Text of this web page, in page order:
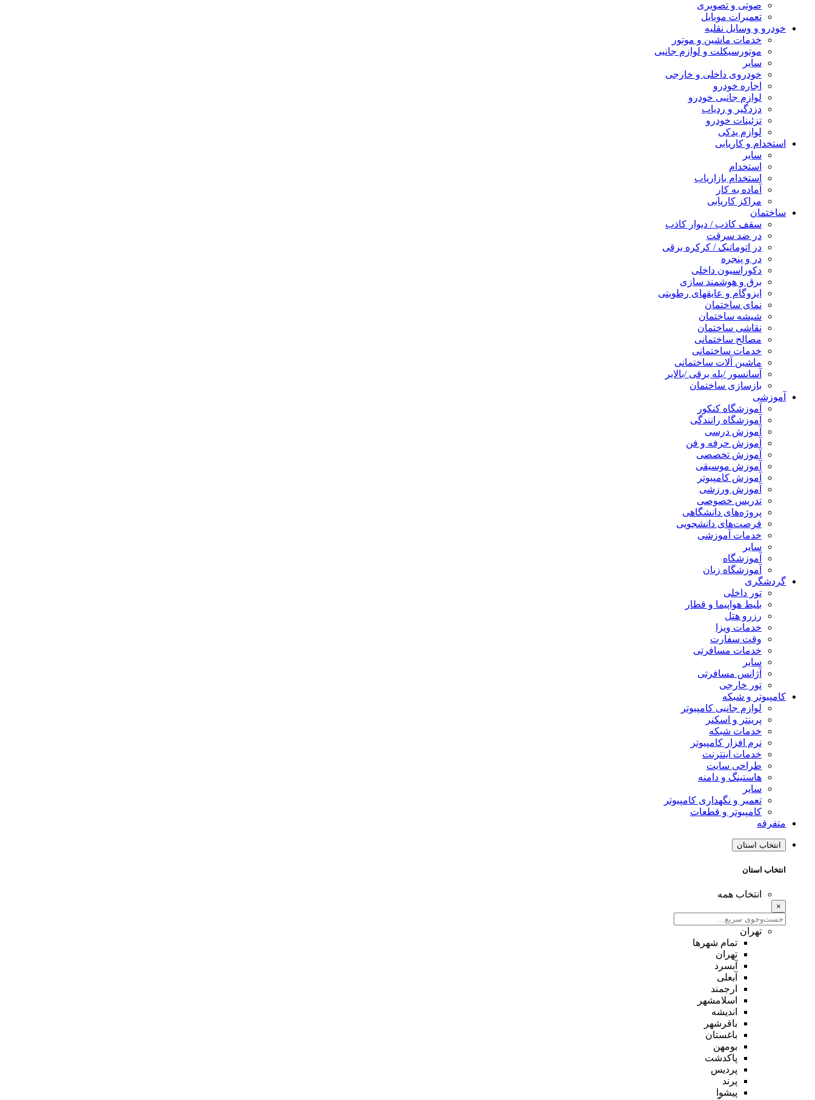
صوتی و تصویری
تعمیرات موبایل
خودرو و وسایل نقلیه
خدمات ماشین و موتور
موتورسیکلت و لوازم جانبی
سایر
خودروی داخلی و خارجی
اجاره خودرو
لوازم جانبی خودرو
دزدگیر و ردیاب
تزئینات خودرو
لوازم یدکی
استخدام و کاریابی
سایر
استخدام
استخدام بازاریاب
آماده به کار
مراکز کاریابی
ساختمان
سقف کاذب / دیوار کاذب
در ضد سرقت
در اتوماتیک / کرکره برقی
در و پنجره
دکوراسیون داخلی
برق و هوشمند سازی
ایزوگام و عایقهای رطوبتی
نمای ساختمان
شیشه ساختمان
نقاشی ساختمان
مصالح ساختمانی
خدمات ساختمانی
ماشین آلات ساختمانی
آسانسور /پله برقی /بالابر
بازسازی ساختمان
آموزشی
آموزشگاه کنکور
آموزشگاه رانندگی
آموزش درسی
آموزش حرفه و فن
آموزش تخصصی
آموزش موسیقی
آموزش کامپیوتر
آموزش ورزشی
تدریس خصوصی
پروژه‌های دانشگاهی
فرصت‌های دانشجویی
خدمات آموزشی
سایر
آموزشگاه
آموزشگاه زبان
گردشگری
تور داخلی
بلیط هواپیما و قطار
رزرو هتل
خدمات ویزا
وقت سفارت
خدمات مسافرتی
سایر
آژانس مسافرتی
تور خارجی
کامپیوتر و شبکه
لوازم جانبی کامپیوتر
پرینتر و اسکنر
خدمات شبکه
نرم افزار کامپیوتر
خدمات اینترنت
طراحی سایت
هاستینگ و دامنه
سایر
تعمیر و نگهداری کامپیوتر
کامپیوتر و قطعات
متفرقه
انتخاب استان
انتخاب استان
انتخاب همه
×
تهران
تمام شهر‌ها
تهران
آبسرد
آبعلی
ارجمند
اسلامشهر
اندیشه
باقرشهر
باغستان
بومهن
پاکدشت
پردیس
پرند
پیشوا